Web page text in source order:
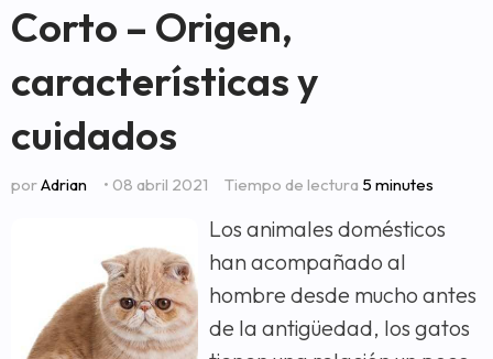
Corto – Origen,
características y
cuidados
porAdrian • 08 abril 2021 Tiempo de lectura 5 minutes
Los animales domésticos
han acompañado al
hombre desde mucho antes
de la antigüedad, los gatos